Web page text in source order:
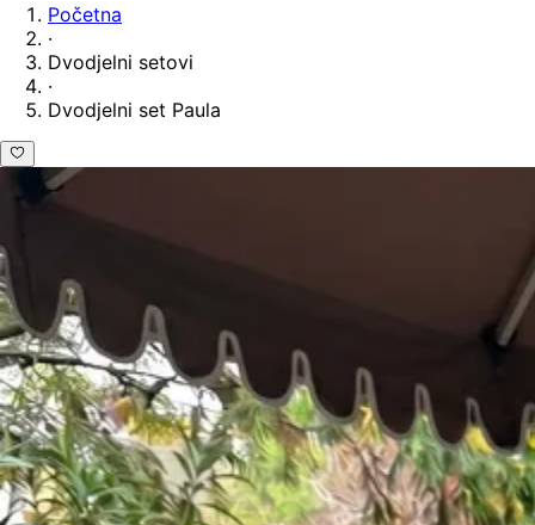
Početna
·
Dvodjelni setovi
·
Dvodjelni set Paula